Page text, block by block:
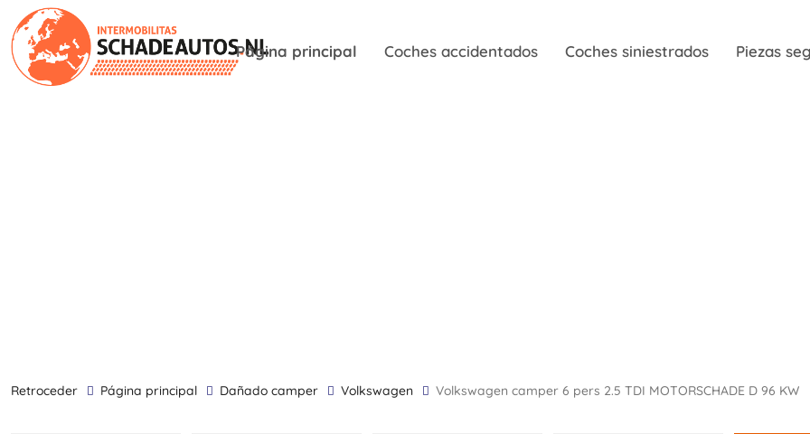
Página principal Coches accidentados Coches siniestrados Piezas
retroceder Página principal dañado camper Volkswagen Volkswagen camper 6 pers 2.5 TDI MOTORSCHADE D 96 KW